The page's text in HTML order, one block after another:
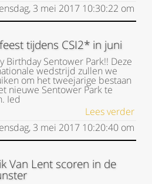
3 mei 2017 10:30:22 om
tijdens CSI2* in juni
Birthday Sentower Park!! Deze
wedstrijd zullen we
om het tweejarige bestaan
nieuwe Sentower Park te
Ied
Lees verder
3 mei 2017 10:20:40om
Van Lent scoren in de